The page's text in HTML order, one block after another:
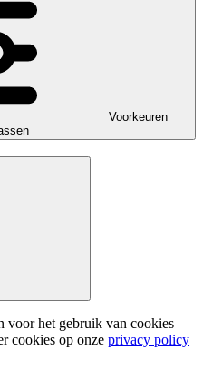
Voorkeuren
voor het gebruik van cookies
cookies op onze privacy policy